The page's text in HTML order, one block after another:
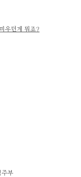
우던게 뭐죠?
주부